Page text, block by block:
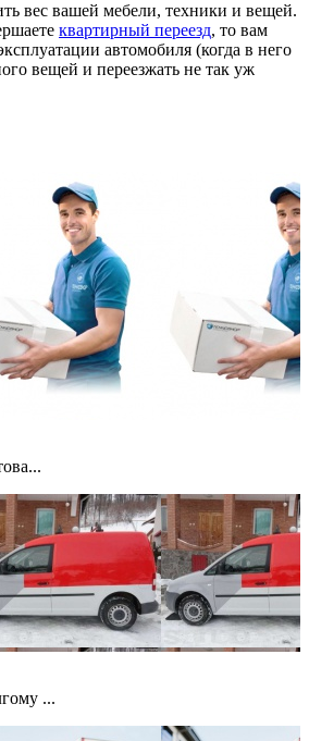
вес вашей мебели, техники и вещей.
квартирный переезд, то вам
автомобиля (когда в него
вещей и переезжать не так уж
...